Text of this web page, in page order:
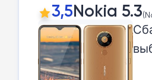
3,5Nokia 5.3